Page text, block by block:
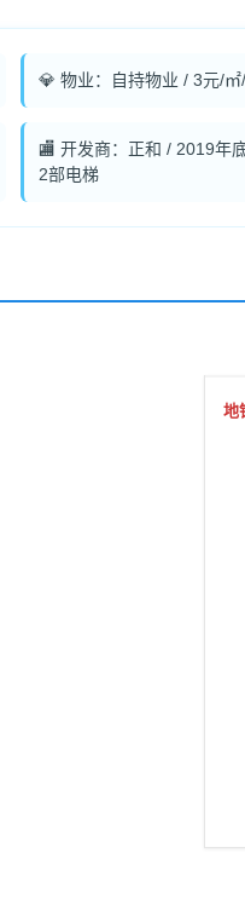
💎 物业：自持物业 / 3元/㎡
🏬 开发商：正和 / 2019年
2部电梯
地